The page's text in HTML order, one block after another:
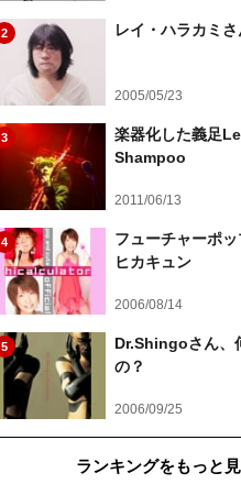
2 レイ・ハラカミさ
2005/05/23
3
楽器化した義足
Shampoo
2011/06/13
4
フューチャーポッ
ヒカキュン
2006/08/14
5
Dr.Shingoさん、
の？
2006/09/25
ランキングをもっと